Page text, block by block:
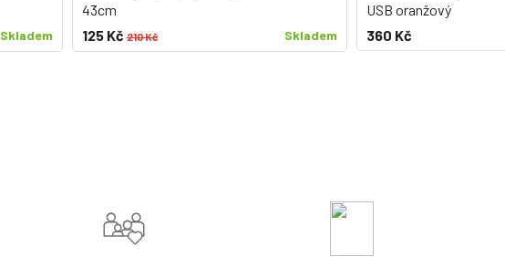
Skladem
43cm
125 Kč 210 Kč Skladem
USB oranžový
360 Kč